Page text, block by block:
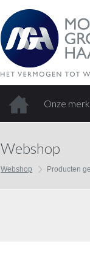
Onze
Webshop
Webshop Producten